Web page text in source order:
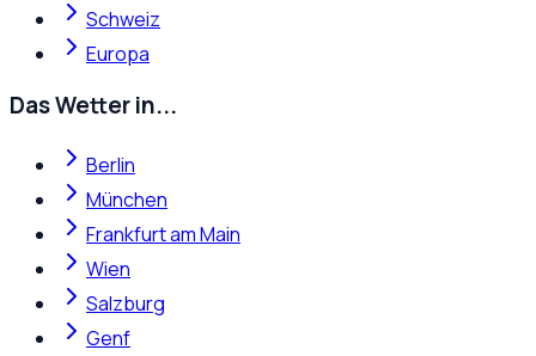
Schweiz
Europa
Das Wetter in...
Berlin
München
Frankfurt am Main
Wien
Salzburg
Genf